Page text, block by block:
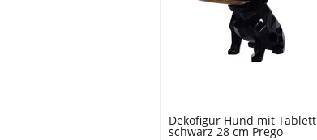
Dekofigur Hund mit Tablett
schwarz 28 cm Prego